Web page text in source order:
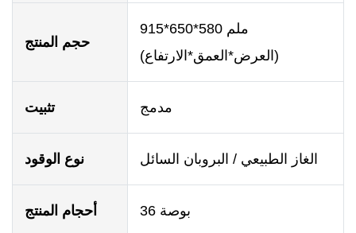
حجم المنتج
915*650*580 ملم
(العرض*العمق*الارتفاع)
تثبيت مدمج
نوع الوقود الغاز الطبيعي / البروبان السائل
أحجام المنتج 36 بوصة